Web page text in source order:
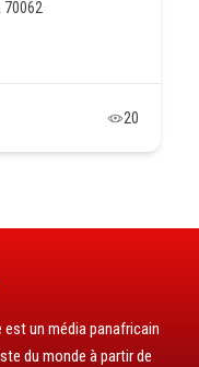
70062
20
un média panafricain
du monde à partir de